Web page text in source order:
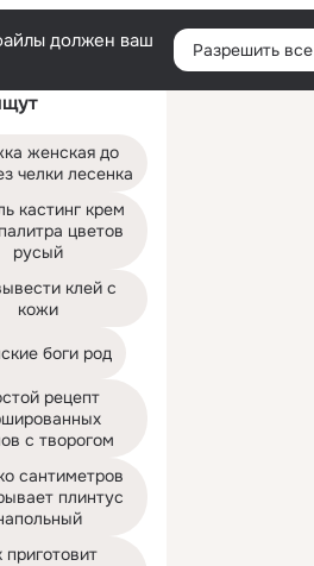
должен ваш
Разрешить все
женская до
челки лесенка
кастинг крем
цветов
русый
клей с
кожи
боги род
рецепт
с творогом
сантиметров
плинтус
приготовит